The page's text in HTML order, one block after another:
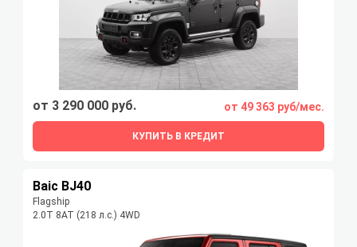
от 3 290 000 руб. от 49 363 руб/мес.
КУПИТЬ В КРЕДИТ
Baic BJ40
Flagship
2.0T 8AT (218 л.с.) 4WD